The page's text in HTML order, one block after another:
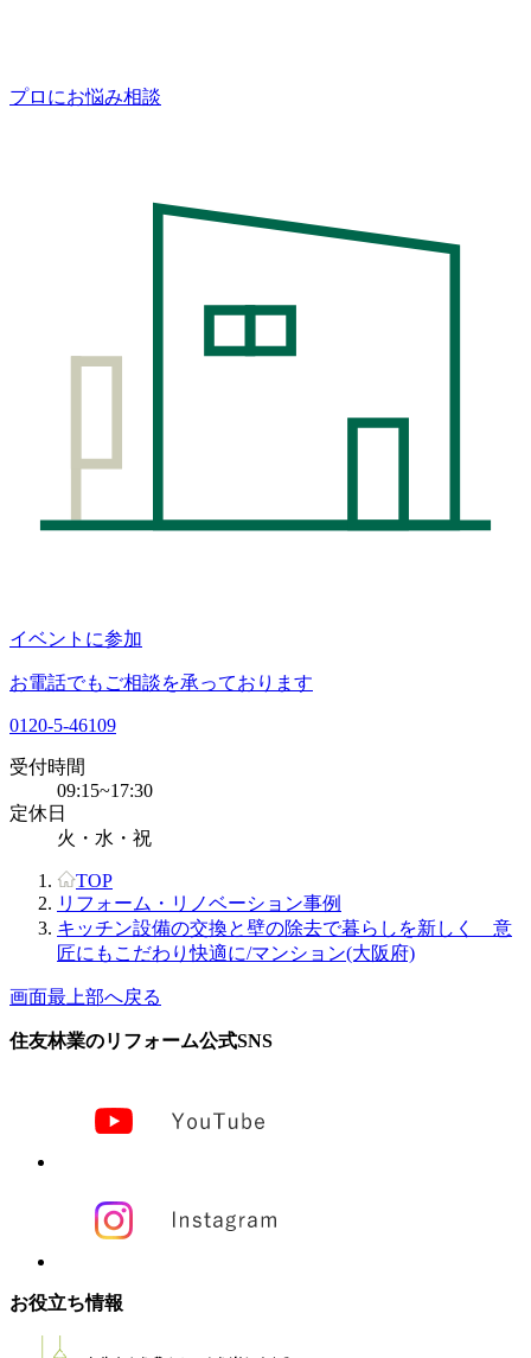
プロにお悩み相談
イベントに参加
お電話でもご相談を承っております
0120-5-46109
受付時間
09:15~17:30
定休日
火・水・祝
TOP
リフォーム・リノベーション事例
キッチン設備の交換と壁の除去で暮らしを新しく 意
匠にもこだわり快適に/マンション(大阪府)
画面最上部へ戻る
住友林業のリフォーム公式SNS
お役立ち情報